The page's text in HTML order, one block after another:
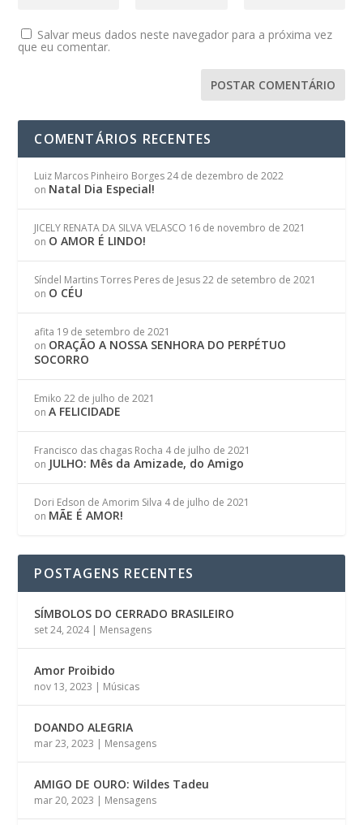
Salvar meus dados neste navegador para a próxima vez
que eu comentar.
COMENTÁRIOS RECENTES
Luiz Marcos Pinheiro Borges 24 de dezembro de 2022
on Natal Dia Especial!
JICELY RENATA DA SILVA VELASCO 16 de novembro de 2021
on O AMOR É LINDO!
Síndel Martins Torres Peres de Jesus 22 de setembro de 2021
on O CÉU
afita 19 de setembro de 2021
on ORAÇÃO A NOSSA SENHORA DO PERPÉTUO
SOCORRO
Emiko 22 de julho de 2021
onA FELICIDADE
Francisco das chagas Rocha 4 de julho de 2021
on JULHO: Mês da Amizade, do Amigo
Dori Edson de Amorim Silva 4 de julho de 2021
on MÃE É AMOR!
POSTAGENS RECENTES
SÍMBOLOS DO CERRADO BRASILEIRO
set 24, 2024| Mensagens
Amor Proibido
nov 13, 2023 | Músicas
DOANDO ALEGRIA
mar 23, 2023 | Mensagens
AMIGO DE OURO: Wildes Tadeu
mar 20, 2023 | Mensagens